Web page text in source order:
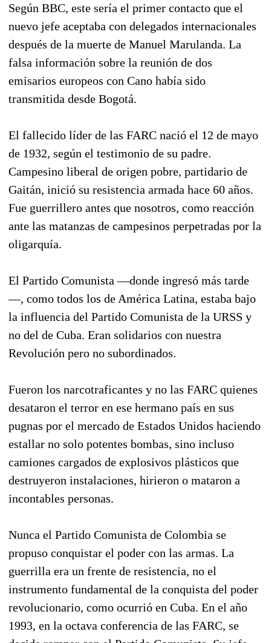
Según BBC, este sería el primer contacto que el
nuevo jefe aceptaba con delegados internacionales
después de la muerte de Manuel Marulanda. La
falsa información sobre la reunión de dos
emisarios europeos con Cano había sido
transmitida desde Bogotá.
El fallecido líder de las FARC nació el 12 de mayo
de 1932, según el testimonio de su padre.
Campesino liberal de origen pobre, partidario de
Gaitán, inició su resistencia armada hace 60 años.
Fue guerrillero antes que nosotros, como reacción
ante las matanzas de campesinos perpetradas por la
oligarquía.
El Partido Comunista —donde ingresó más tarde
—, como todos los de América Latina, estaba bajo
la influencia del Partido Comunista de la URSS y
no del de Cuba. Eran solidarios con nuestra
Revolución pero no subordinados.
Fueron los narcotraficantes y no las FARC quienes
desataron el terror en ese hermano país en sus
pugnas por el mercado de Estados Unidos haciendo
estallar no solo potentes bombas, sino incluso
camiones cargados de explosivos plásticos que
destruyeron instalaciones, hirieron o mataron a
incontables personas.
Nunca el Partido Comunista de Colombia se
propuso conquistar el poder con las armas. La
guerrilla era un frente de resistencia, no el
instrumento fundamental de la conquista del poder
revolucionario, como ocurrió en Cuba. En el año
1993, en la octava conferencia de las FARC, se